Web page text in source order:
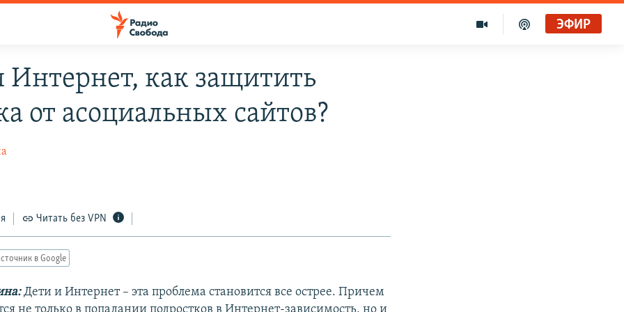
ЭФИР
Интернет, как защитить
от асоциальных сайтов?
Читать без VPN
в Google
Дети и Интернет – эта проблема становится все острее. Причем